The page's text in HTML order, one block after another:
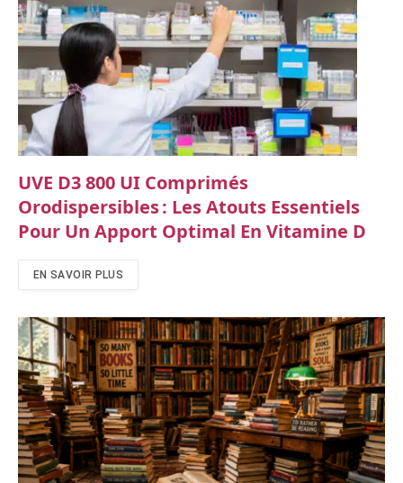
UVE D3 800 UI Comprimés
Orodispersibles : Les Atouts Essentiels
Pour Un Apport Optimal En Vitamine D
EN SAVOIR PLUS